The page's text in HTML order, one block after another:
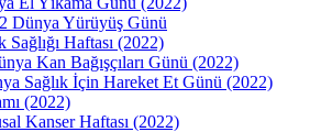
Dünya Yürüyüş Günü
Haftası (2022)
Kan Bağışçıları Günü (2022)
Sağlık İçin Hareket Et Günü (2022)
(2022)
Kanser Haftası (2022)